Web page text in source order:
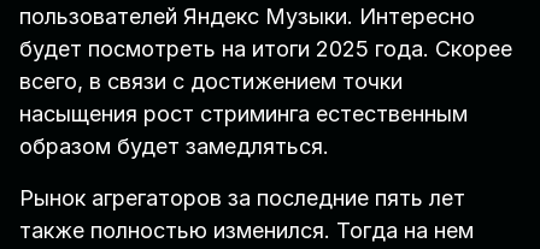
пользователей Яндекс Музыки. Интересно
будет посмотреть на итоги 2025 года. Скорее
всего, в связи с достижением точки
насыщения рост стриминга естественным
образом будет замедляться.
Рынок агрегаторов за последние пять лет
также полностью изменился. Тогда на нем